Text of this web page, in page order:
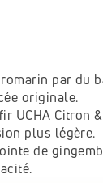
par du
originale.
UCHA Citron
plus légère.
de